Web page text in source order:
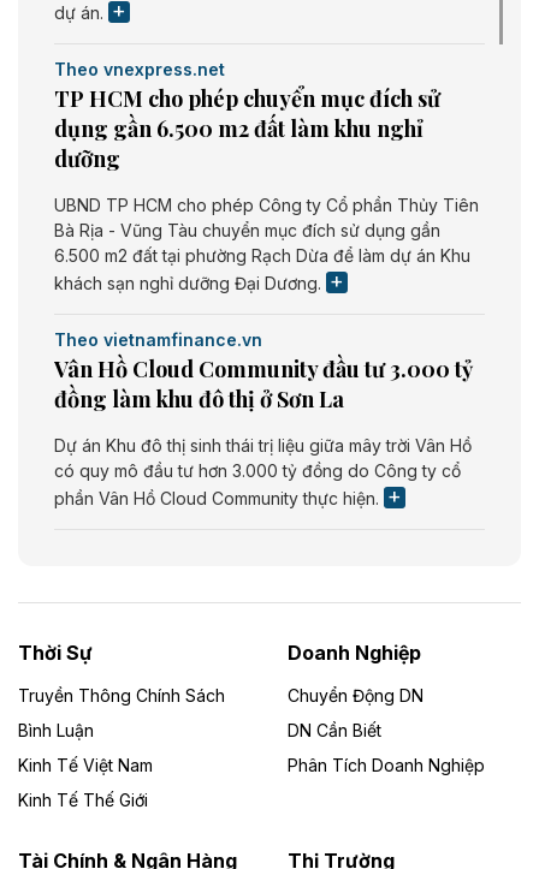
dự án.
Theo vnexpress.net
TP HCM cho phép chuyển mục đích sử
dụng gần 6.500 m2 đất làm khu nghỉ
dưỡng
UBND TP HCM cho phép Công ty Cổ phần Thủy Tiên
Bà Rịa - Vũng Tàu chuyển mục đích sử dụng gần
6.500 m2 đất tại phường Rạch Dừa để làm dự án Khu
khách sạn nghỉ dưỡng Đại Dương.
Theo vietnamfinance.vn
Vân Hồ Cloud Community đầu tư 3.000 tỷ
đồng làm khu đô thị ở Sơn La
Dự án Khu đô thị sinh thái trị liệu giữa mây trời Vân Hồ
có quy mô đầu tư hơn 3.000 tỷ đồng do Công ty cổ
phần Vân Hồ Cloud Community thực hiện.
Dự án Nhà máy xử lý rác và phát điện Bắc Giang do
Công ty TNHH Năng lượng môi trường Bắc Giang làm
Theo vietnamfinance.vn
Đức Long Gia Lai mở rộng ‘hệ sinh thái’
Lai
Thời Sự
Truyền Thông Chính Sách
Bình Luận
Kinh Tế Việt Nam
Kinh Tế Thế Giới
Doanh Nghiệp
Chuyển Động DN
DN Cần Biết
Phân Tích Doanh Nghiệp
Tài Chính & Ngân Hàng Thị Trường